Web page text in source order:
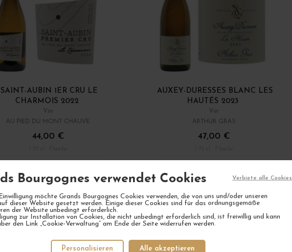
Bourgognes verwendet Cookies
möchte Grands Bourgognes Cookies verwenden, die von uns und/oder unseren
dieser Website gesetzt werden. Einige dieser Cookies sind für das ordnungsgemäße
der Website unbedingt erforderlich.
zur Installation von Cookies, die nicht unbedingt erforderlich sind, ist freiwillig und kann
den Link „Cookie-Verwaltung“ am Ende der Seite widerrufen werden.
Alle akzeptieren
Verbiete alle Cookies
Personalisieren
SAINT-AUBIN 1ER CRU LE
CHARMOIS 2022
Vin
AU PIED DU MONT CHAUVE
44,00 €
/ 75 cl : Flasche
AUXEY-DURESSES BLANC LES
HAUTÉS 2023
Vin
ARTHUR GRAS
47,00 €
/ 75 cl : Flasche